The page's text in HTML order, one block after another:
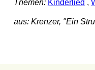
Themen: Kinderlied ,
aus: Krenzer, "Ein